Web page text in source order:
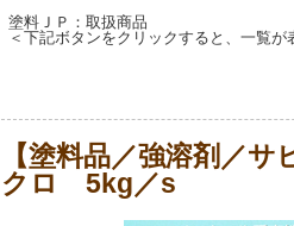
塗料ＪＰ：取扱商品
＜下記ボタンをクリックすると、一覧が
【塗料品／強溶剤／
クロ 5kg／s